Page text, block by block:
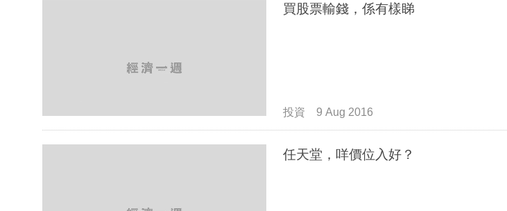
買股票輸錢，係有樣睇
投資 9 Aug 2016
任天堂，咩價位入好？